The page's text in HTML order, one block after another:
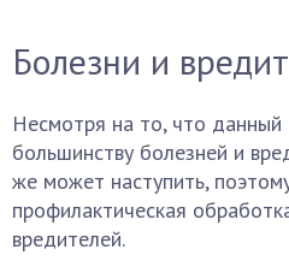
Болезни и
Несмотря на то, что данный
большинству болезней и
же может наступить,
профилактическая
вредителей.